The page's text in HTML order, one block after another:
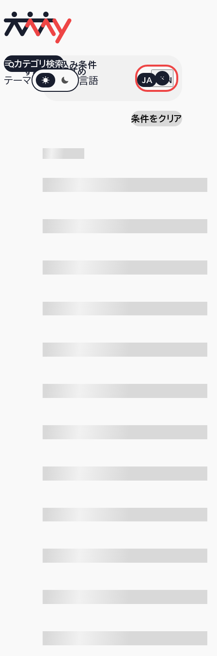
すべておすすめ
テーマダークモード言語 JA EN
カテゴリ検索絞り込み条件
A
条件をクリア